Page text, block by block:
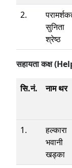
2.
सुनिता
श्रेष्ठ
सहायता कक्ष
सि.नं. नाम थर
1.
हल्कारा
भवानी
खड्का